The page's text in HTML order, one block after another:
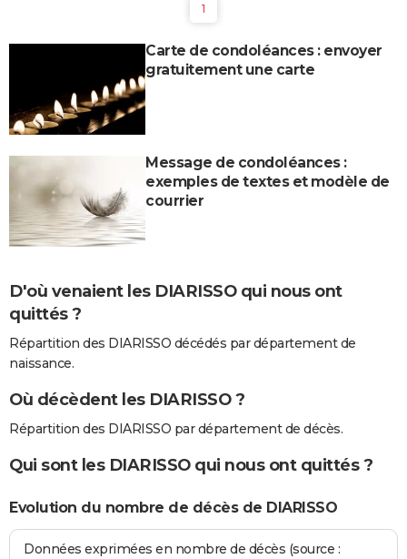
1
Carte de condoléances : envoyer
gratuitement une carte
Message de condoléances :
exemples de textes et modèle de
courrier
D'où venaient les DIARISSO qui nous ont
quittés ?
Répartition des DIARISSO décédés par département de
naissance.
Où décèdent les DIARISSO ?
Répartition des DIARISSO par département de décès.
Qui sont les DIARISSO qui nous ont quittés ?
Evolution du nombre de décès de DIARISSO
Données exprimées en nombre de décès (source :